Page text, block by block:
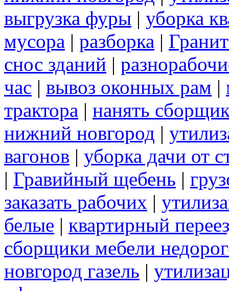
выгрузка фуры | уборка
мусора | разборка |
снос зданий |
час | вывоз оконных рам |
трактора | нанять
нижний новгород |
вагонов | уборка дачи от
| Гравийный щебень |
заказать рабочих |
белые | квартирный
сборщики мебели
новгород газель |